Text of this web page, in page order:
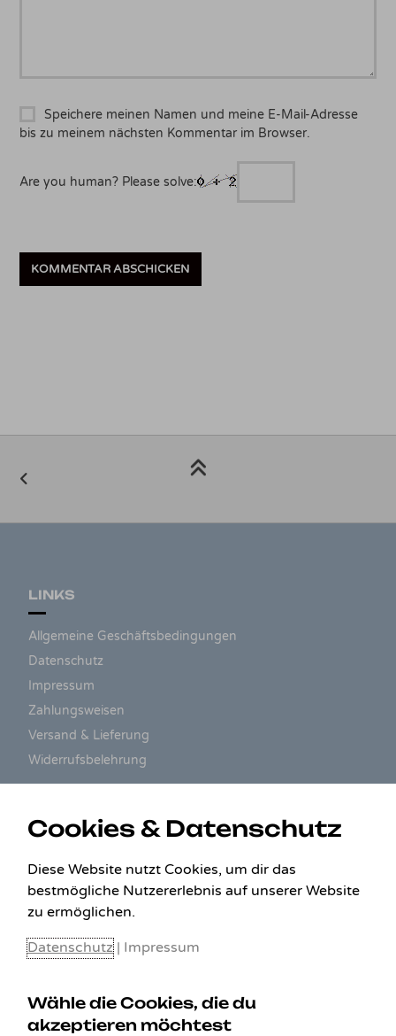
Speichere meinen Namen und meine E-Mail-Adresse
bis zu meinem nächsten Kommentar im Browser.
Are you human? Please solve:
LINKS
Allgemeine Geschäftsbedingungen
Datenschutz
Impressum
Zahlungsweisen
Versand & Lieferung
Widerrufsbelehrung
Cookies & Datenschutz
Diese Website nutzt Cookies, um dir das
bestmögliche Nutzererlebnis auf unserer Website
zu ermöglichen.
Datenschutz | Impressum
Wähle die Cookies, die du
akzeptieren möchtest